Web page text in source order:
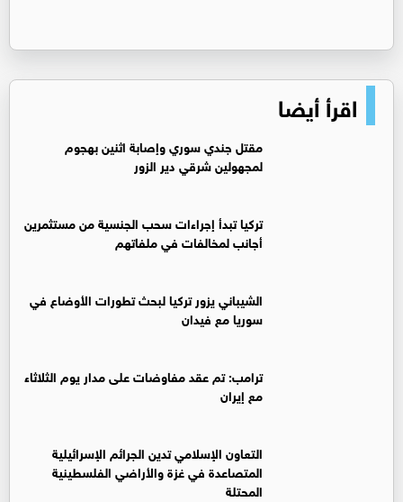
اقرأ أيضا
مقتل جندي سوري وإصابة اثنين بهجوم
لمجهولين شرقي دير الزور
تركيا تبدأ إجراءات سحب الجنسية من مستثمرين
أجانب لمخالفات في ملفاتهم
‏الشيباني يزور تركيا لبحث تطورات الأوضاع في
سوريا مع فيدان
ترامب: تم عقد مفاوضات على مدار يوم الثلاثاء
مع إيران
التعاون الإسلامي تدين الجرائم الإسرائيلية
المتصاعدة في غزة والأراضي الفلسطينية
المحتلة